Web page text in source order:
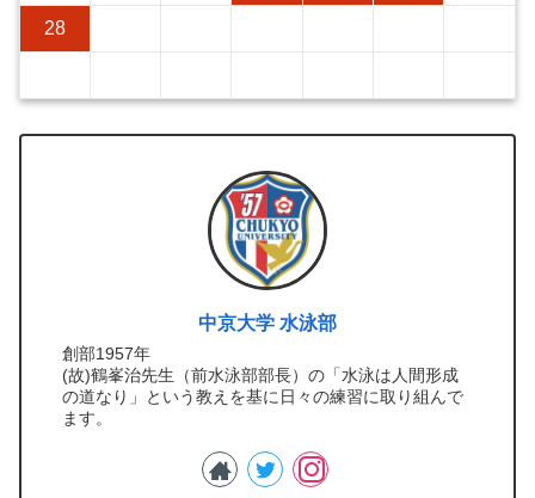
28
中京大学 水泳部
創部1957年
(故)鶴峯治先生（前水泳部部長）の「水泳は人間形成
の道なり」という教えを基に日々の練習に取り組んで
ます。